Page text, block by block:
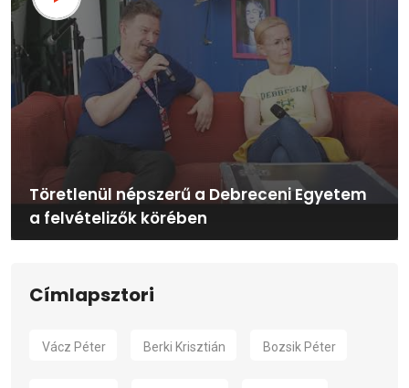
Töretlenül népszerű a Debreceni Egyetem
a felvételizők körében
Címlapsztori
Vácz Péter Berki Krisztián Bozsik Péter